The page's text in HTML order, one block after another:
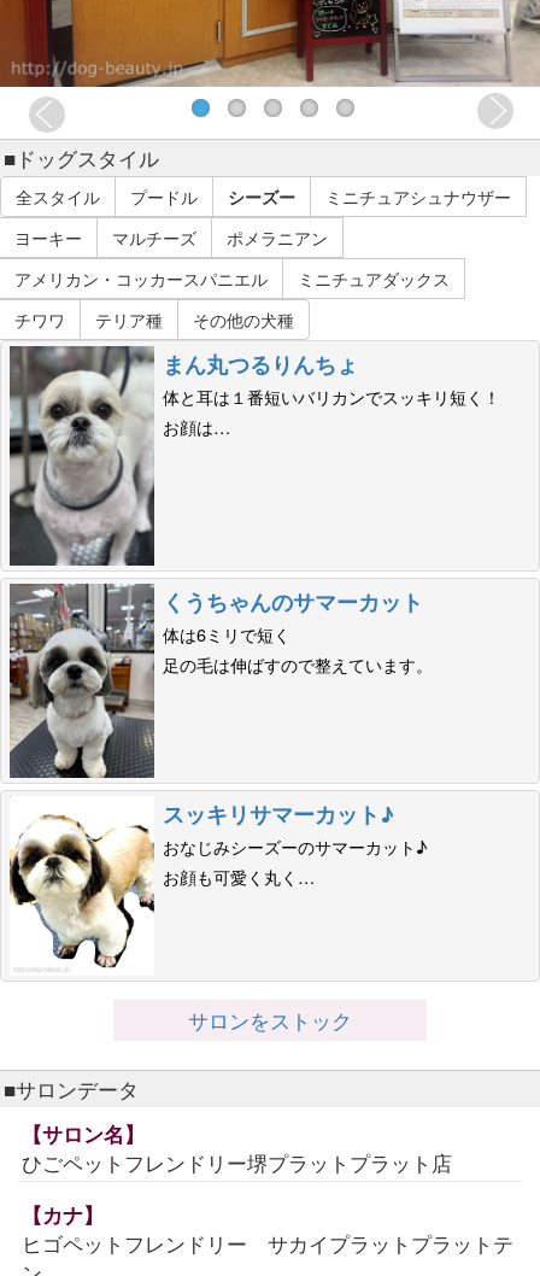
■ドッグスタイル
全スタイル プードル シーズー
ミニチュアシュナウザー
ヨーキー
マルチーズ
ポメラニアン
アメリカン・コッカースパニエル
ミニチュアダックス
チワワ
テリア種 その他の犬種
まん丸つるりんちょ
体と耳は１番短いバリカンでスッキリ短く！
お顔は…
くうちゃんのサマーカット
体は6ミリで短く
足の毛は伸ばすので整えています。
スッキリサマーカット♪
おなじみシーズーのサマーカット♪
お顔も可愛く丸く…
サロンをストック
■サロンデータ
【サロン名】
ひごペットフレンドリー堺プラットプラット店
【カナ】
ヒゴペットフレンドリー サカイプラットプラットテ